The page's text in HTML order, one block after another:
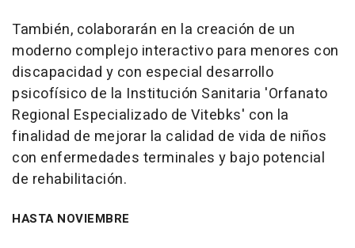
También, colaborarán en la creación de un
moderno complejo interactivo para menores con
discapacidad y con especial desarrollo
psicofísico de la Institución Sanitaria 'Orfanato
Regional Especializado de Vitebks' con la
finalidad de mejorar la calidad de vida de niños
con enfermedades terminales y bajo potencial
de rehabilitación.
HASTA NOVIEMBRE